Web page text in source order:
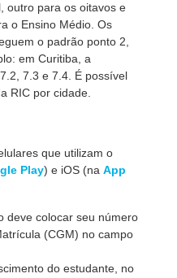
outro para os oitavos e
o Ensino Médio. Os
o padrão ponto 2,
em Curitiba, a
7.3 e 7.4. É possível
RIC por cidade.
que utilizam o
Play) e iOS (na App
deve colocar seu número
(CGM) no campo
do estudante, no